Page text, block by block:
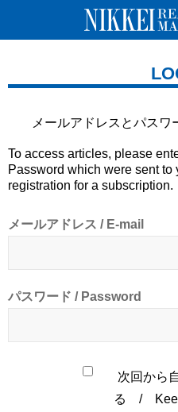
メールアドレスとパスワ
To access articles, please
Password which were sent to
registration for a subscription.
メールアドレス / E-mail
パスワード / Password
次回から
る /